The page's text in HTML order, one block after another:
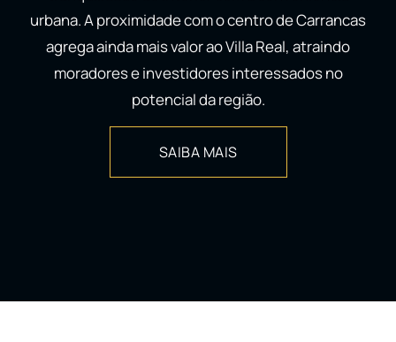
urbana. A proximidade com o centro de Carrancas
agrega ainda mais valor ao Villa Real, atraindo
moradores e investidores interessados no
potencial da região.
SAIBA MAIS